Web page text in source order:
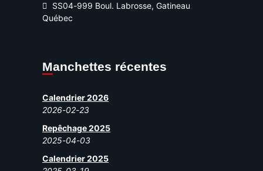
SS04-999 Boul. Labrosse, Gatineau
Québec
Manchettes récentes
Calendrier 2026
2026-02-23
Repêchage 2025
2025-04-03
Calendrier 2025